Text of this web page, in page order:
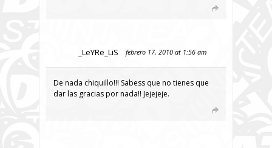
_LeYRe_LiS febrero 17, 2010 at 1:56 am
De nada chiquillo!!! Sabess que no tienes que
dar las gracias por nada!! Jejejeje.